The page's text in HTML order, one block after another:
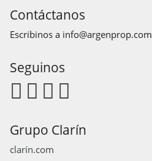
Contáctanos
Escribinos a info@argenprop.com
Seguinos
Grupo Clarín
clarín.com